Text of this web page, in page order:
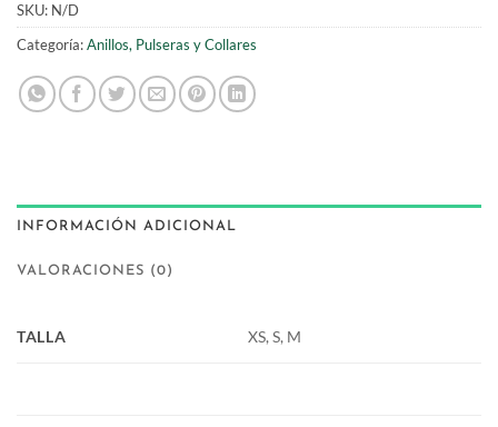
SKU: N/D
Categoría:Anillos, Pulseras y Collares
INFORMACIÓN ADICIONAL
VALORACIONES (0)
TALLA XS, S, M